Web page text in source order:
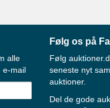
alle
e-mail
Følg os på
Følg
seneste nyt
auktioner.
Del de gode